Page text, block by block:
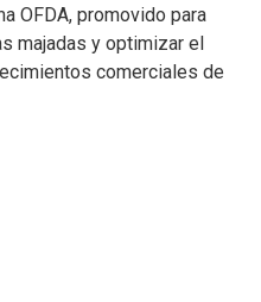
OFDA, promovido para
majadas y optimizar el
comerciales de